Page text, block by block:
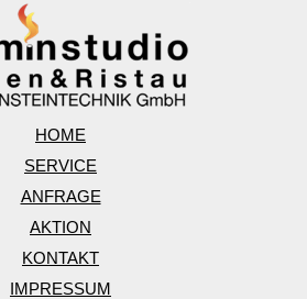
HOME
SERVICE
ANFRAGE
AKTION
KONTAKT
IMPRESSUM